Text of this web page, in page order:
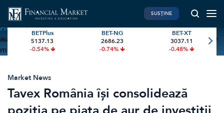
Home»Tavex România își consolidează poziția pe piața de
aur de investiții și anunță o cifră de afaceri de aproape 22 de
milioane de euro în 2023
PIATA DE CAPITAL
Investiții
International
BVB Recap
FINANTE PERSONALE
Pensie & taxe
Credite
SUSȚINE
BETPlus
5137.13
-0.54%
BET-NG
2686.23
-0.74%
BET-XT
3037.11
-0.48%
Market News
Tavex România își consolidează